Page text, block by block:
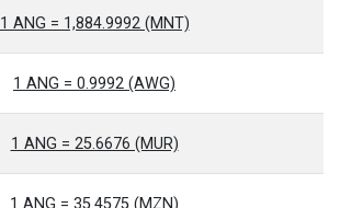
1 ANG = 1,884.9992 (MNT)
1 ANG = 0.9992 (AWG)
1 ANG = 25.6676 (MUR)
1 ANG = 35.4575 (MZN)